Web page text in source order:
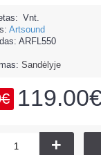
Vnt.
Artsound
ARFL550
Sandėlyje
+